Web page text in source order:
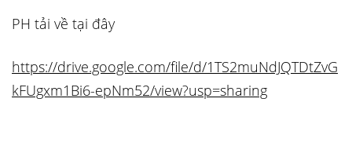
PH tải về tại đây
https://drive.google.com/file/d/1TS2muNdJQTDtZvG
kFUgxm1Bi6-epNm52/view?usp=sharing